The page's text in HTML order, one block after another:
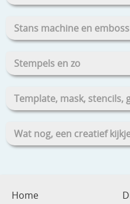
Stans machine en
Stempels en zo
Template, mask, stencils,
Wat nog, een creatief
Home